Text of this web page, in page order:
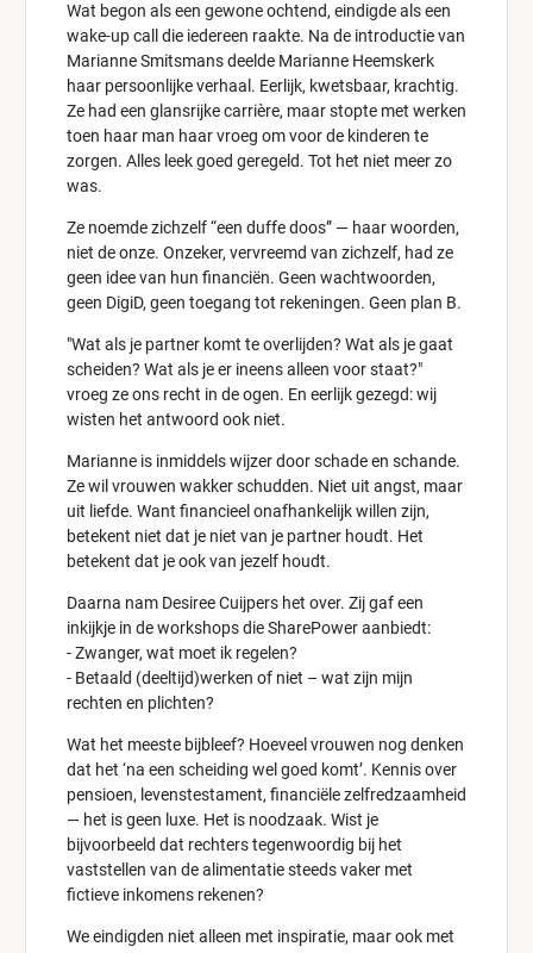
Wat begon als een gewone ochtend, eindigde als een
wake-up call die iedereen raakte. Na de introductie van
Marianne Smitsmans deelde Marianne Heemskerk
haar persoonlijke verhaal. Eerlijk, kwetsbaar, krachtig.
Ze had een glansrijke carrière, maar stopte met werken
toen haar man haar vroeg om voor de kinderen te
zorgen. Alles leek goed geregeld. Tot het niet meer zo
was.
Ze noemde zichzelf “een duffe doos” — haar woorden,
niet de onze. Onzeker, vervreemd van zichzelf, had ze
geen idee van hun financiën. Geen wachtwoorden,
geen DigiD, geen toegang tot rekeningen. Geen plan B.
"Wat als je partner komt te overlijden? Wat als je gaat
scheiden? Wat als je er ineens alleen voor staat?"
vroeg ze ons recht in de ogen. En eerlijk gezegd: wij
wisten het antwoord ook niet.
Marianne is inmiddels wijzer door schade en schande.
Ze wil vrouwen wakker schudden. Niet uit angst, maar
uit liefde. Want financieel onafhankelijk willen zijn,
betekent niet dat je niet van je partner houdt. Het
betekent dat je ook van jezelf houdt.
Daarna nam Desiree Cuijpers het over. Zij gaf een
inkijkje in de workshops die SharePower aanbiedt:
- Zwanger, wat moet ik regelen?
- Betaald (deeltijd)werken of niet – wat zijn mijn
rechten en plichten?
Wat het meeste bijbleef? Hoeveel vrouwen nog denken
dat het ‘na een scheiding wel goed komt’. Kennis over
pensioen, levenstestament, financiële zelfredzaamheid
— het is geen luxe. Het is noodzaak. Wist je
bijvoorbeeld dat rechters tegenwoordig bij het
vaststellen van de alimentatie steeds vaker met
fictieve inkomens rekenen?
We eindigden niet alleen met inspiratie, maar ook met